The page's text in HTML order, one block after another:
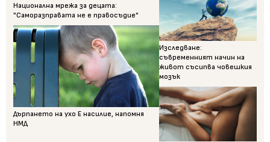
Национална мрежа за децата:
"Саморазправата не е правосъдие"
Дърпането на ухо Е насилие, напомня
НМД
Изследване:
съвременният начин на
живот съсипва човешкия
мозък